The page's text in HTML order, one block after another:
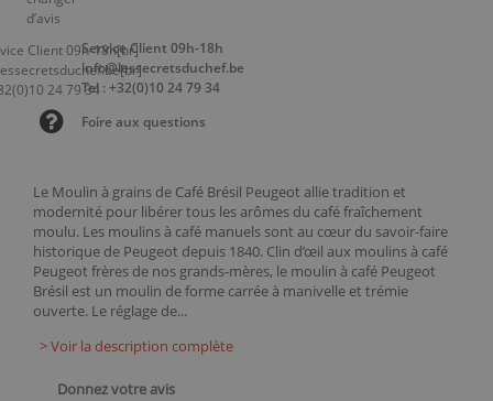
Le Moulin à grains de Café Brésil Peugeot allie tradition et
modernité pour libérer tous les arômes du café fraîchement
moulu. Les moulins à café manuels sont au cœur du savoir-faire
historique de Peugeot depuis 1840. Clin d’œil aux moulins à café
Peugeot frères de nos grands-mères, le moulin à café Peugeot
Brésil est un moulin de forme carrée à manivelle et trémie
ouverte. Le réglage de...
> Voir la description complète
Donnez votre avis
Service Client 09h-18h
info@lessecretsduchef.be
Tel : +32(0)10 24 79 34
Foire aux questions